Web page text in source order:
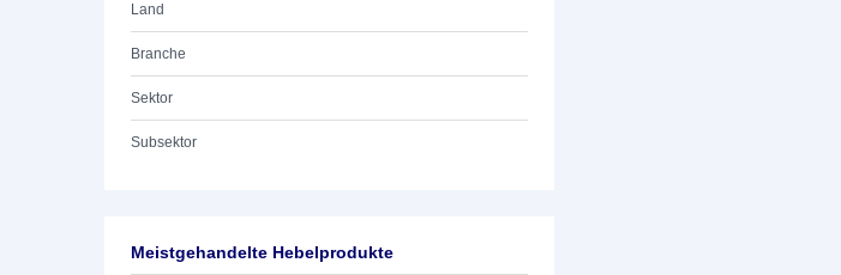
Land
Branche
Sektor
Subsektor
Meistgehandelte Hebelprodukte